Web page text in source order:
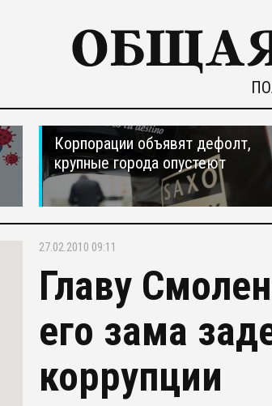
Корпорации объявят дефолт,
крупные города опустеют
27.02.2010 09:11
Главу
его зама
коррупции